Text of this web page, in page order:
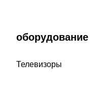
оборудование
Телевизоры